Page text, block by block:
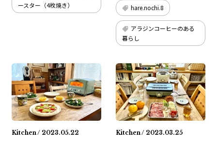
ースター（4枚焼き）
hare.nochi.8
アラジンコーヒーのある
暮らし
Kitchen / 2023.05.22 Kitchen / 2023.03.25